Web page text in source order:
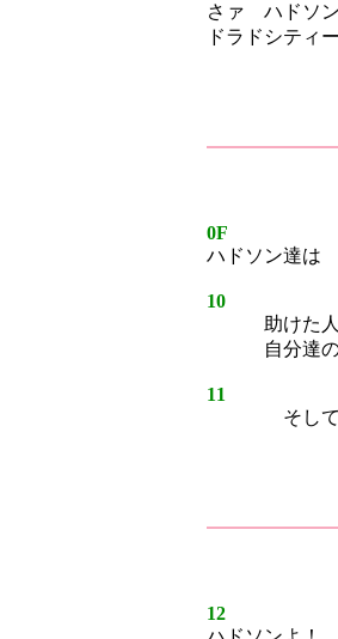
さァ ハドソ
ドラドシティ
0F
ハドソン達は
10
助けた人
自分達の家
11
そして
12